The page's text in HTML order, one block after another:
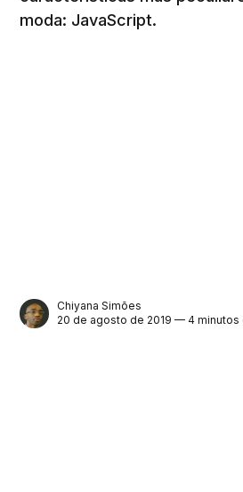
moda: JavaScript.
Chiyana Simões
20 de agosto de 2019 — 4 minutos